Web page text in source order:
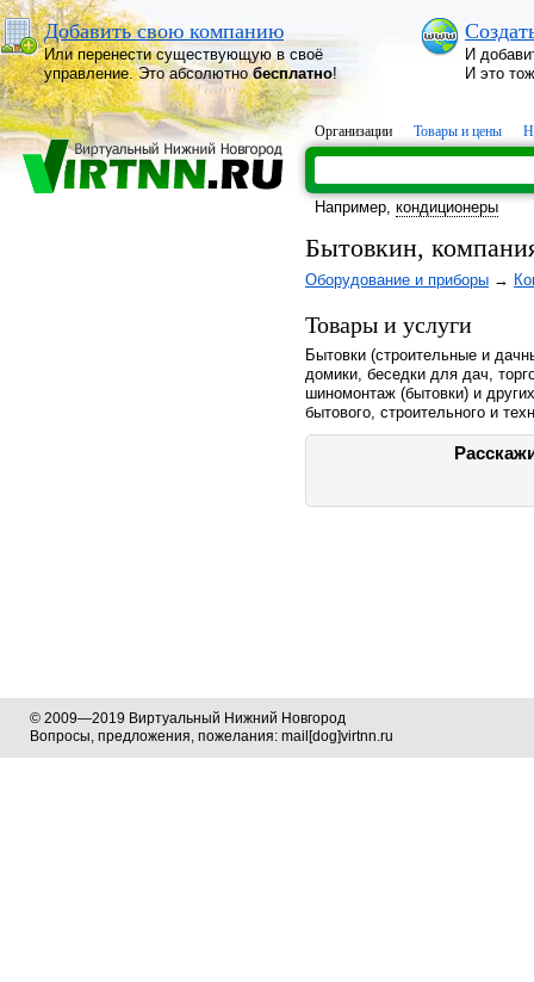
Добавить свою компанию
Или перенести существующую в своё
управление. Это абсолютнобесплатно!
И
И это
Организации Товары и цены
Например, кондиционеры
Бытовкин,
Оборудование и приборы →
Товары и услуги
Бытовки (строительные и
домики, беседки для дач,
шиномонтаж (бытовки) и
бытового, строительного и
© 2009—2019 Виртуальный Нижний Новгород
Вопросы, предложения, пожелания: mail[dog]virtnn.ru